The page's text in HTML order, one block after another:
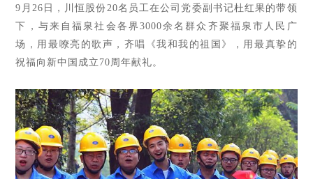
9月26日 ， 川恒股份20名员工在公司党委副书记杜红果的带领
下 ， 与来自福泉社会各界3000余名群众齐聚福泉市人民广
场，用最嘹亮的歌声，齐唱《我和我的祖国》，用最真挚的
祝福向新中国成立70周年献礼。